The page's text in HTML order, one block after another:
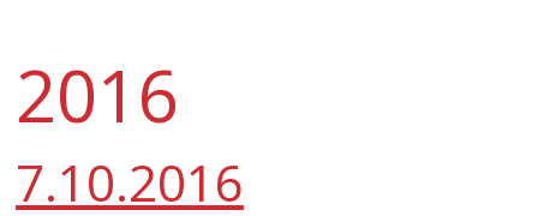
2016
7.10.2016